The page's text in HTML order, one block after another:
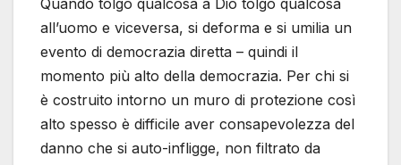
Quando tolgo qualcosa a Dio tolgo qualcosa
all’uomo e viceversa, si deforma e si umilia un
evento di democrazia diretta – quindi il
momento più alto della democrazia. Per chi si
è costruito intorno un muro di protezione così
alto spesso è difficile aver consapevolezza del
danno che si auto-infligge, non filtrato da